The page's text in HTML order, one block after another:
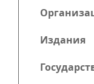
Издания